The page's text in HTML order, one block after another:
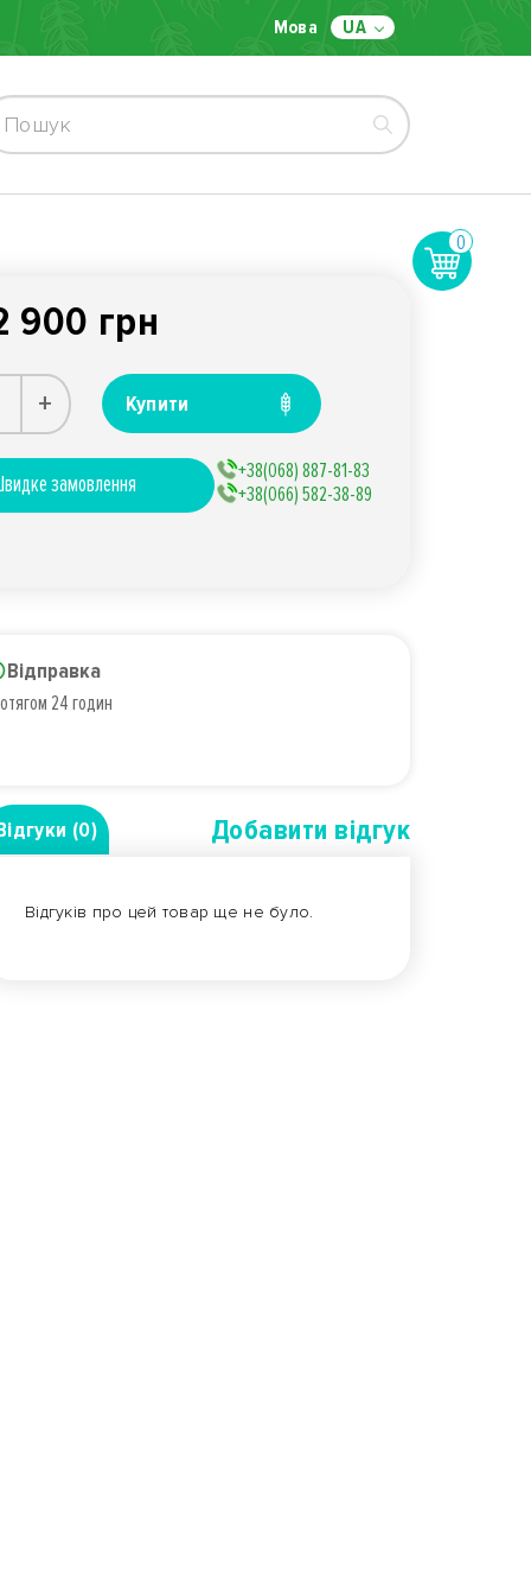
Мова UA
0
900 грн
+ Купити
замовлення
+38(068) 887-81-83
+38(066) 582-38-89
Відправка
24 годин
(0) Добавити вiдгук
Відгуків про цей товар ще не було.